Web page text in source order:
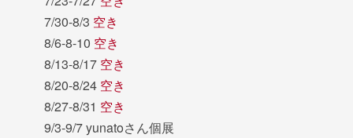
7/30-8/3 空き
8/6-8-10 空き
8/13-8/17 空き
8/20-8/24 空き
8/27-8/31 空き
9/3-9/7 yunatoさん個展